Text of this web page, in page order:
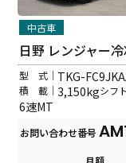
中古車
日野 レンジャー
型 式｜ TKG-
積 載｜ 3,150kgシフ
6速MT
お問い合わせ番号
月額